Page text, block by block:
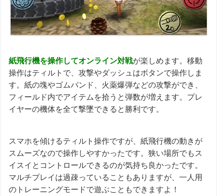
紙飛行機を操作してオンライン対戦が楽しめます。移動
操作はティルトで、攻撃やダッシュはボタンで操作しま
す。紙の塊やゴムバンド、火薬爆弾などの攻撃ができ、
フィールド内でアイテムを拾うと弾数が増えます。プレ
イヤーの機体を全て撃墜できると勝利です。
スマホを傾けるティルト操作ですが、紙飛行機の動きが
スムーズなので操作しやすかったです。狭い場所でもス
イスイとコントロールできるのが気持ち良かったです。
マルチプレイは過疎っていることもありますが、一人用
のトレーニングモードで遊ぶこともできますよ！